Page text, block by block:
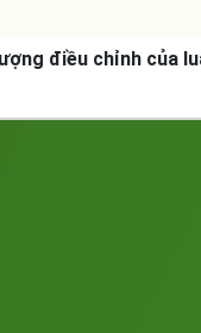
điều chỉnh của